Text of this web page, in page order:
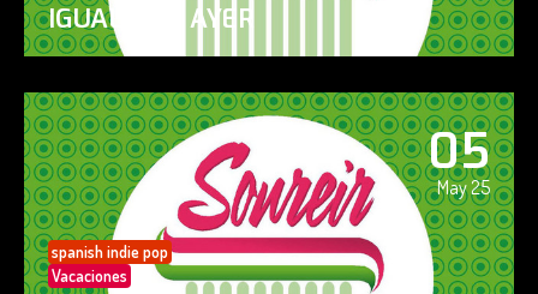
IGUAL QUE AYER
05
May 25
spanish indie pop
Vacaciones